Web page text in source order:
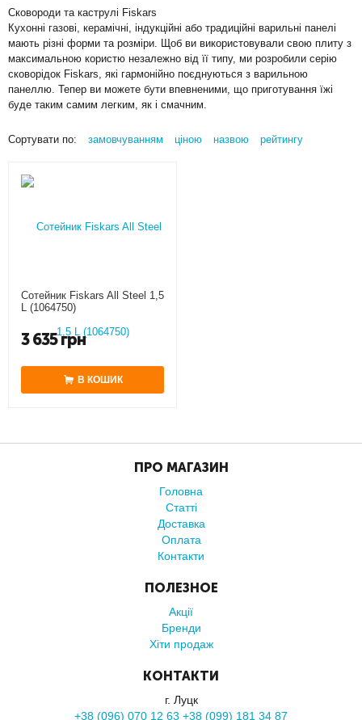
Сковороди та каструлі Fiskars
Кухонні газові, керамічні, індукційні або традиційні варильні панелі
мають різні форми та розміри. Щоб ви використовували свою плиту з
максимальною користю незалежно від її типу, ми розробили серію
сковорідок Fiskars, які гармонійно поєднуються з варильною
панеллю. Тепер ви можете бути впевненими, що приготування їжі
буде таким самим легким, як і смачним.
Сортувати по: замовчуванням ціною назвою рейтингу
Сотейник Fiskars All Steel 1,5
L (1064750)
3 635грн
В КОШИК
ПРО МАГАЗИН
Головна
Статті
Доставка
Оплата
Контакти
ПОЛЕЗНОЕ
Акції
Бренди
Хіти продаж
КОНТАКТИ
г. Луцк
+38 (096) 070 12 63 +38 (099) 181 34 87